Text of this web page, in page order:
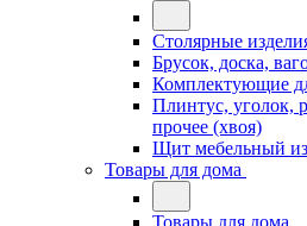
Столярные
Брусок, доска,
Комплектующие
Плинтус, уголок,
прочее (хвоя)
Щит мебельный из
Товары для дома
Товары для дома